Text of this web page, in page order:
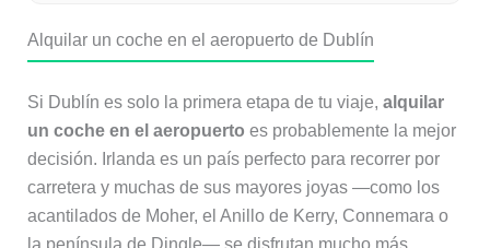
Alquilar un coche en el aeropuerto de Dublín
Si Dublín es solo la primera etapa de tu viaje, alquilar
un coche en el aeropuerto es probablemente la mejor
decisión. Irlanda es un país perfecto para recorrer por
carretera y muchas de sus mayores joyas —como los
acantilados de Moher, el Anillo de Kerry, Connemara o